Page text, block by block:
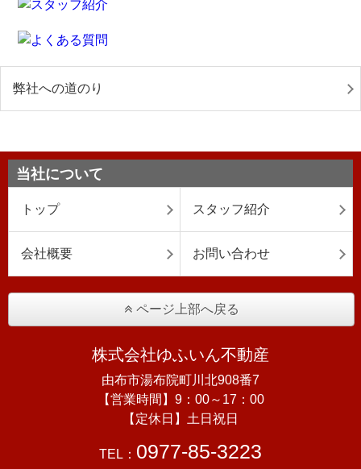
弊社への道のり
当社について
トップ スタッフ紹介
会社概要 お問い合わせ
ページ上部へ戻る
株式会社ゆふいん不動産
由布市湯布院町川北908番7
【営業時間】9：00～17：00
【定休日】土日祝日
TEL： 0977-85-3223